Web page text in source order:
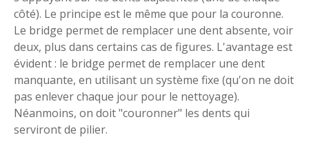
côté). Le principe est le même que pour la couronne.
Le bridge permet de remplacer une dent absente, voir
deux, plus dans certains cas de figures. L'avantage est
évident : le bridge permet de remplacer une dent
manquante, en utilisant un système fixe (qu'on ne doit
pas enlever chaque jour pour le nettoyage).
Néanmoins, on doit "couronner" les dents qui
serviront de pilier.